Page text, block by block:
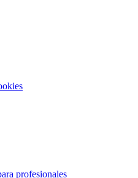
profesionales